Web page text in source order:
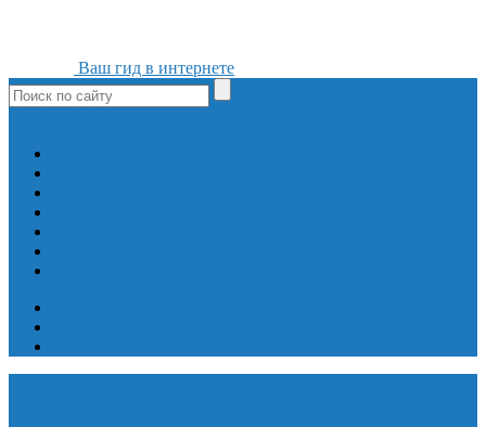
Ваш гид в интернете